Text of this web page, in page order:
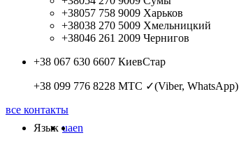
+38057 758 9009 Харьков
+38038 270 5009 Хмельницкий
+38046 261 2009 Чернигов
+38 067 630 6607 КиевСтар
+38 099 776 8228 МТС ✓(Viber, WhatsApp)
все контакты
Язык uaen